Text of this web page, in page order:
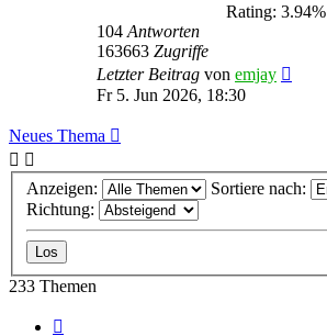
Rating: 3.94%
104 Antworten
163663 Zugriffe
Letzter Beitrag von emjay
Fr 5. Jun 2026, 18:30
Neues Thema
Anzeigen:
Sortiere nach:
Richtung:
233 Themen